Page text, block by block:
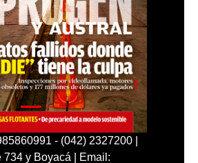
- (042) 2327200 |
734 y Boyacá | Email: